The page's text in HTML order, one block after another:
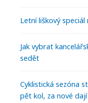
Letní liškový
Jak vybrat
sedět
Cyklistická sezóna
pět kol, za nové